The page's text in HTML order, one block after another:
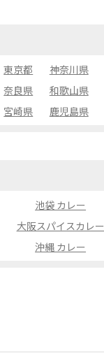
東京都 神奈川県
奈良県 和歌山県
宮崎県 鹿児島県
池袋 カレー
大阪スパイスカレー
沖縄 カレー